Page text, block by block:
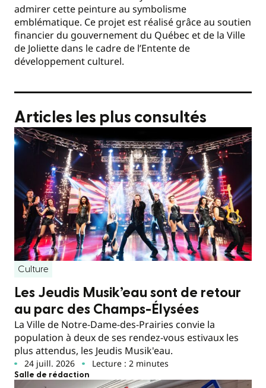
admirer cette peinture au symbolisme
emblématique. Ce projet est réalisé grâce au soutien
financier du gouvernement du Québec et de la Ville
de Joliette dans le cadre de l’Entente de
développement culturel.
Articles les plus consultés
Culture
Les Jeudis Musik’eau sont de retour
au parc des Champs-Élysées
La Ville de Notre-Dame-des-Prairies convie la
population à deux de ses rendez-vous estivaux les
plus attendus, les Jeudis Musik'eau.
24 juill. 2026 Lecture : 2 minutes
Salle de rédaction